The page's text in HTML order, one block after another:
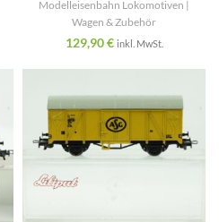
Modelleisenbahn Lokomotiven |
Wagen & Zubehör
129,90€ inkl. MwSt.